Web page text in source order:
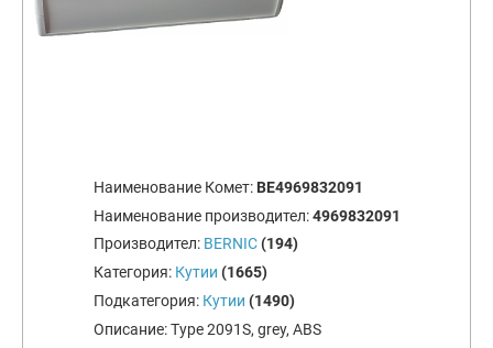
Наименование Комет: BE4969832091
Наименование производител:4969832091
Производител: BERNIC (194)
Категория: Кутии (1665)
Подкатегория: Кутии (1490)
Описание:Type 2091S, grey, ABS